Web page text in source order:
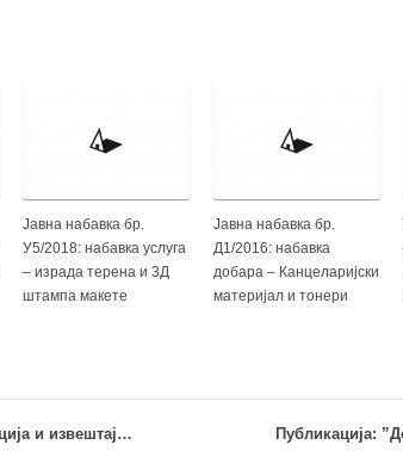
Јавна набавка бр.
У5/2018: набавка услуга
– израда терена и 3Д
штампа макете
Јавна набавка бр.
Д1/2016: набавка
добара – Канцеларијски
материјал и тонери
Докторска дисертација и извештај Комисије: кандидат Младен Пешић, маст.инж.арх.